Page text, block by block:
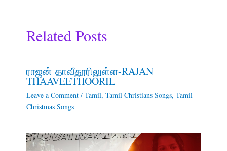
Related Posts
ராஜன் தாவீதூரிலுள்ள-RAJAN
THAAVEETHOORIL
Leave a Comment / Tamil, Tamil Christians Songs, Tamil
Christmas Songs